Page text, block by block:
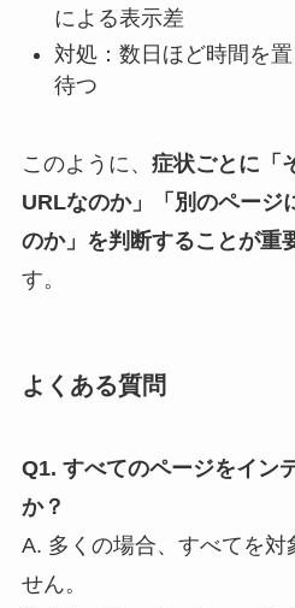
による表示差
対処：数日ほど時間を
待つ
このように、 症状ごとに「
URLなのか」「別のページ
のか」を判断することが重
す。
よくある質問
Q1. すべてのページをイン
か？
A. 多くの場合、すべてを対
せん。